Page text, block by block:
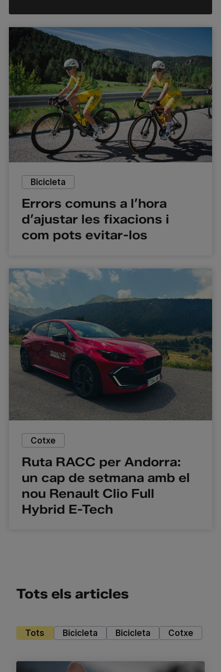
Errors comuns a l’hora
d’ajustar les fixacions i
com pots evitar-los
Bicicleta
Ruta RACC per Andorra:
un cap de setmana amb el
nou Renault Clio Full
Hybrid E-Tech
Cotxe
Tots els articles
Tots Bicicleta Bicicleta Cotxe